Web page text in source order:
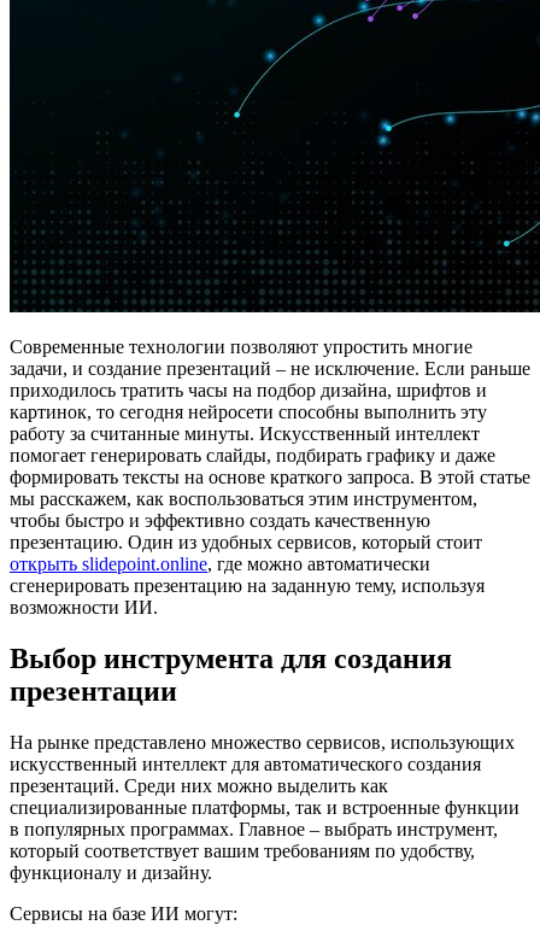
Современные технологии позволяют упростить многие
задачи, и создание презентаций – не исключение. Если раньше
приходилось тратить часы на подбор дизайна, шрифтов и
картинок, то сегодня нейросети способны выполнить эту
работу за считанные минуты. Искусственный интеллект
помогает генерировать слайды, подбирать графику и даже
формировать тексты на основе краткого запроса. В этой статье
мы расскажем, как воспользоваться этим инструментом,
чтобы быстро и эффективно создать качественную
презентацию. Один из удобных сервисов, который стоит
открыть slidepoint.online, где можно автоматически
сгенерировать презентацию на заданную тему, используя
возможности ИИ.
Выбор инструмента для создания
презентации
На рынке представлено множество сервисов, использующих
искусственный интеллект для автоматического создания
презентаций. Среди них можно выделить как
специализированные платформы, так и встроенные функции
в популярных программах. Главное – выбрать инструмент,
который соответствует вашим требованиям по удобству,
функционалу и дизайну.
Сервисы на базе ИИ могут: